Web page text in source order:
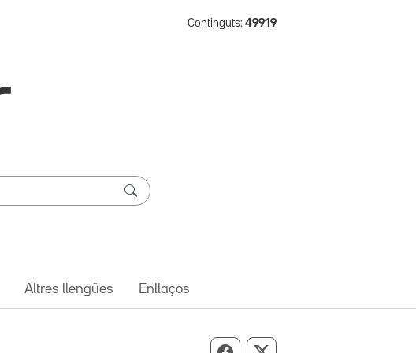
Continguts: 49919
Altres llengües Enllaços